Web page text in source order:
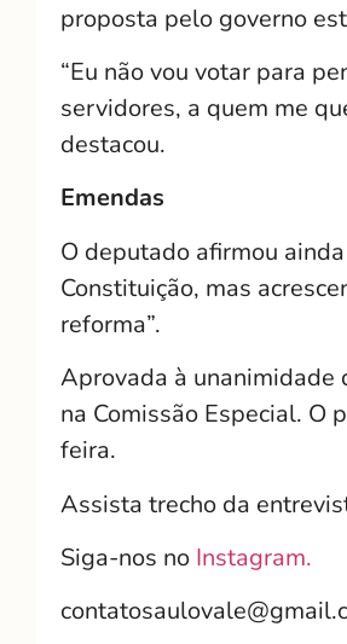
proposta pelo governo
“Eu não vou votar para
servidores, a quem me
destacou.
Emendas
O deputado afirmou
Constituição, mas
reforma”.
Aprovada à unanimidade
na Comissão Especial. O
feira.
Assista trecho da
Siga-nos no Instagram.